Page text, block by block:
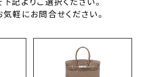
気軽にお問合せください。